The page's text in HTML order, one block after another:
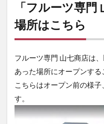
ゃれ
なフ
ルー
さん
「フルーツ専
場所はこちら
フルーツ専門 山七商店は
あった場所にオープンする
こちらはオープン前の様
す。